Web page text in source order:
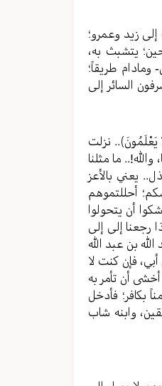
إلى زيد وعمرو؛
يتشبث به،
طريقاً؛
السائر إلى
يَعْلَمُونَ﴾.. نزلت
ما مثلنا
يعني بالأعز
أحللتموهم
أن يتحولوا
رجعنا إلى إلى
بن عبد الله
فإن كنت لا
أن تأمر به
بكافر؛ فأدخل
وابنه شاب